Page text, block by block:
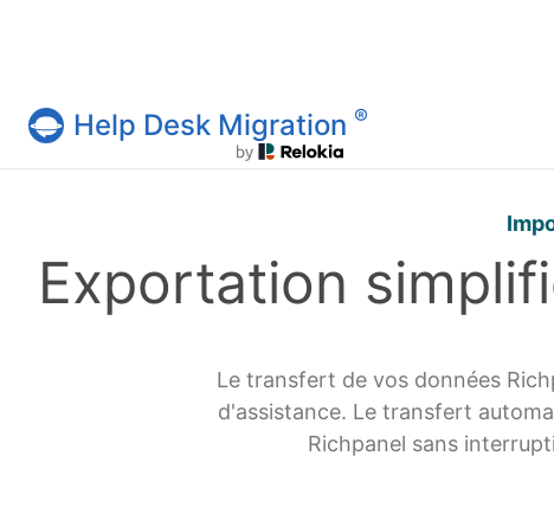
Service Help Desk Migration
Help Desk Migration ®
Exportation
Le transfert de vos données
d'assistance. Le transfert
Richpanel sans